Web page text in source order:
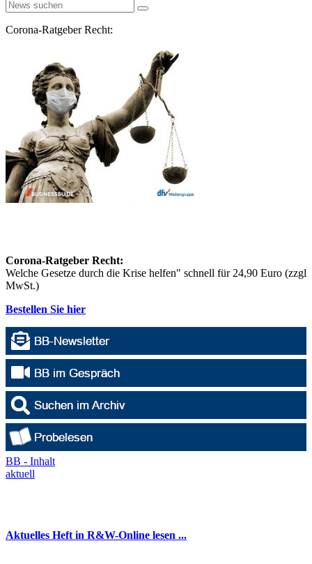
Corona-Ratgeber Recht:
Corona-Ratgeber Recht:
Welche Gesetze durch die Krise helfen" schnell für 24,90 Euro (zzgl
MwSt.)
Bestellen Sie hier
BB - Inhalt
aktuell
Aktuelles Heft in R&W-Online lesen ...